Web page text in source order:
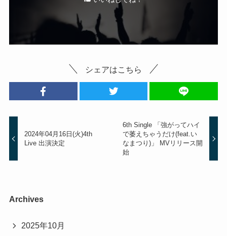
シェアはこちら
2024年04月16日(火)4th
Live 出演決定
6th Single 「強がってハイ
で萎えちゃうだけ(feat.い
なまつり)」 MVリリース開
始
Archives
2025年10月